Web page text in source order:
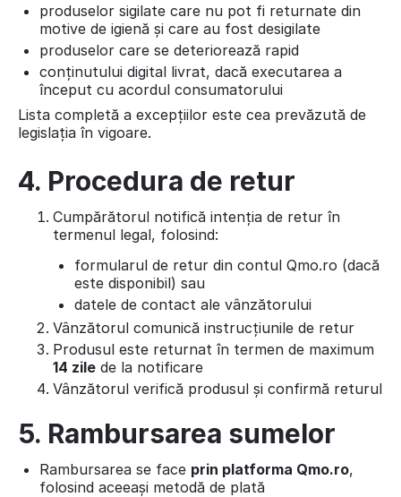
produselor sigilate care nu pot fi returnate din
motive de igienă și care au fost desigilate
produselor care se deteriorează rapid
conținutului digital livrat, dacă executarea a
început cu acordul consumatorului
Lista completă a excepțiilor este cea prevăzută de
legislația în vigoare.
4. Procedura de retur
Cumpărătorul notifică intenția de retur în
termenul legal, folosind:
formularul de retur din contul Qmo.ro (dacă
este disponibil) sau
datele de contact ale vânzătorului
Vânzătorul comunică instrucțiunile de retur
Produsul este returnat în termen de maximum
14 zile de la notificare
Vânzătorul verifică produsul și confirmă returul
5. Rambursarea sumelor
Rambursarea se face prin platforma Qmo.ro,
folosind aceeași metodă de plată